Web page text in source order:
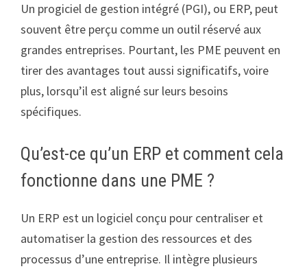
Un progiciel de gestion intégré (PGI), ou ERP, peut
souvent être perçu comme un outil réservé aux
grandes entreprises. Pourtant, les PME peuvent en
tirer des avantages tout aussi significatifs, voire
plus, lorsqu’il est aligné sur leurs besoins
spécifiques.
Qu’est-ce qu’un ERP et comment cela
fonctionne dans une PME ?
Un ERP est un logiciel conçu pour centraliser et
automatiser la gestion des ressources et des
processus d’une entreprise. Il intègre plusieurs